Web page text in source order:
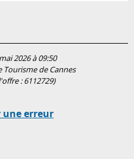
2026 à 09:50
Tourisme de Cannes
:6112729)
une erreur